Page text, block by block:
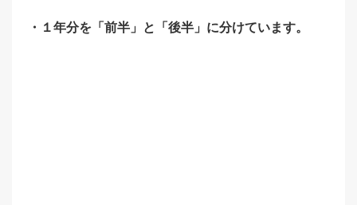
・１年分を「前半」と「後半」に分けています。